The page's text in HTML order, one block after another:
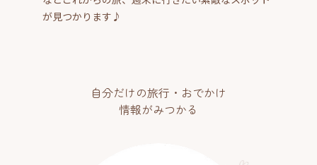
が見つかります♪
自分だけの旅行・おでかけ
情報がみつかる